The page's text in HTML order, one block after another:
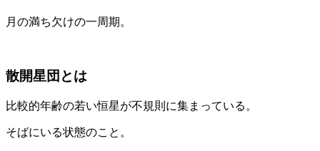
月の満ち欠けの一周期。
散開星団とは
比較的年齢の若い恒星が不規則に集まっている。
そばにいる状態のこと。